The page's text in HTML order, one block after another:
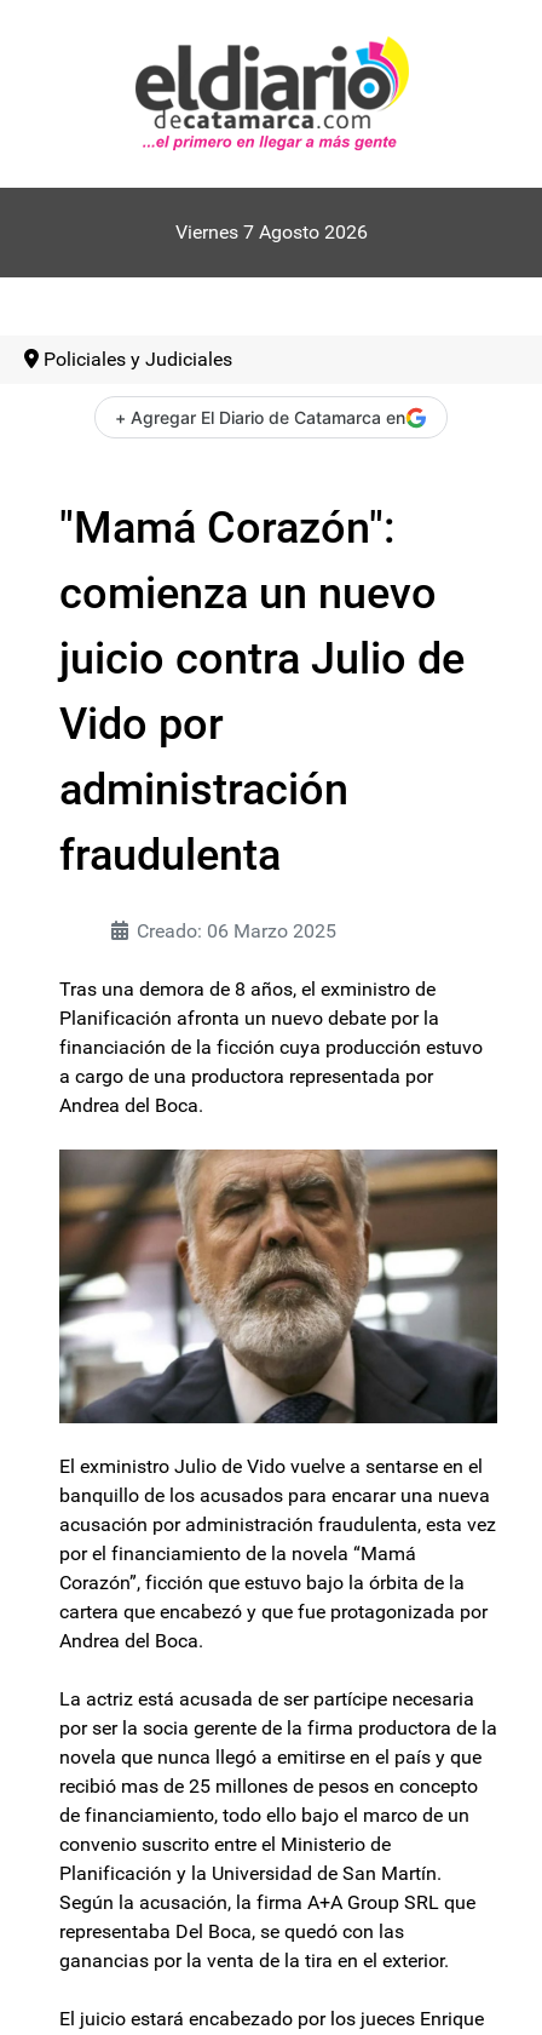
Viernes 7 Agosto 2026
Policiales y Judiciales
+ Agregar El Diario de Catamarca en
"Mamá Corazón":
comienza un nuevo
juicio contra Julio de
Vido por
administración
fraudulenta
Creado: 06 Marzo 2025
Tras una demora de 8 años, el exministro de
Planificación afronta un nuevo debate por la
financiación de la ficción cuya producción estuvo
a cargo de una productora representada por
Andrea del Boca.
El exministro Julio de Vido vuelve a sentarse en el
banquillo de los acusados para encarar una nueva
acusación por administración fraudulenta, esta vez
por el financiamiento de la novela “Mamá
Corazón”, ficción que estuvo bajo la órbita de la
cartera que encabezó y que fue protagonizada por
Andrea del Boca.
La actriz está acusada de ser partícipe necesaria
por ser la socia gerente de la firma productora de la
novela que nunca llegó a emitirse en el país y que
recibió mas de 25 millones de pesos en concepto
de financiamiento, todo ello bajo el marco de un
convenio suscrito entre el Ministerio de
Planificación y la Universidad de San Martín.
Según la acusación, la firma A+A Group SRL que
representaba Del Boca, se quedó con las
ganancias por la venta de la tira en el exterior.
El juicio estará encabezado por los jueces Enrique